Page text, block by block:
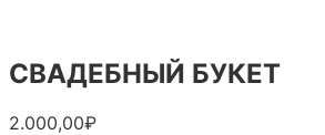
СВАДЕБНЫЙ БУКЕТ
2.000,00₽